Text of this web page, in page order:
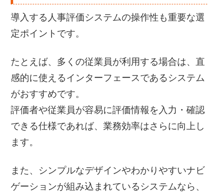
導入する人事評価システムの操作性も重要な選
定ポイントです。
たとえば、多くの従業員が利用する場合は、直
感的に使えるインターフェースであるシステム
がおすすめです。
評価者や従業員が容易に評価情報を入力・確認
できる仕様であれば、業務効率はさらに向上し
ます。
また、シンプルなデザインやわかりやすいナビ
ゲーションが組み込まれているシステムなら、